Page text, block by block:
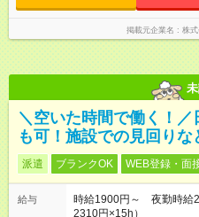
掲載元企業名 株
＼空いた時間で働く！
も可！施設での見回りな
派遣 ブランクOK WEB登録・面
給与
時給1900円～ 夜勤時給
2310円×15h）